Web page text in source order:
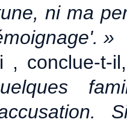
ni ma
»
, conclue-